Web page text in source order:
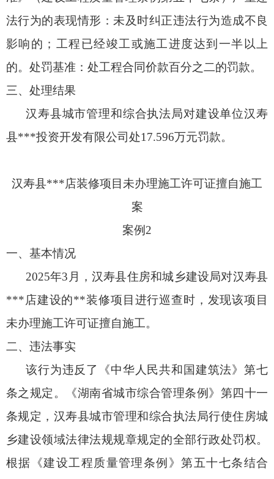
法行为的表现情形：未及时纠正违法行为造成不良
影响的；工程已经竣工或施工进度达到一半以上
的。处罚基准：处工程合同价款百分之二的罚款。
三、处理结果
汉寿县城市管理和综合执法局对建设单位汉寿
县***投资开发有限公司处17.596万元罚款。
汉寿县***店装修项目未办理施工许可证擅自施工
案
案例2
一、基本情况
2025年3月，汉寿县住房和城乡建设局对汉寿县
***店建设的**装修项目进行巡查时，发现该项目
未办理施工许可证擅自施工。
二、违法事实
该行为违反了《中华人民共和国建筑法》第七
条之规定。《湖南省城市综合管理条例》第四十一
条规定，汉寿县城市管理和综合执法局行使住房城
乡建设领域法律法规规章规定的全部行政处罚权。
根据《建设工程质量管理条例》第五十七条结合